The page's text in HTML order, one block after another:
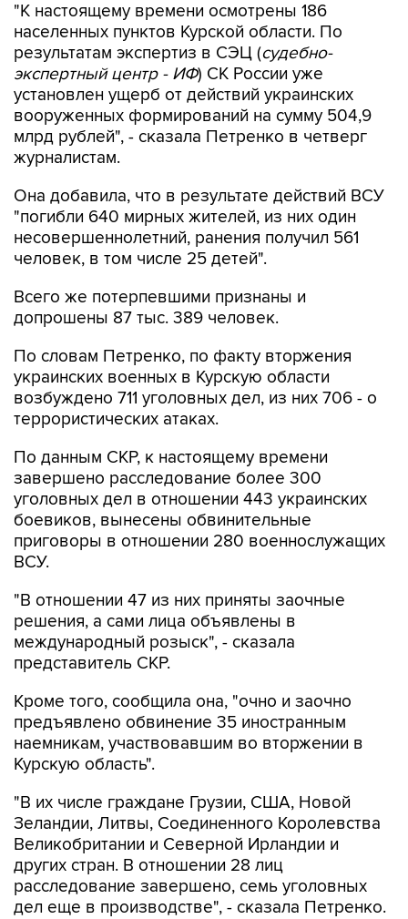
"К настоящему времени осмотрены 186
населенных пунктов Курской области. По
результатам экспертиз в СЭЦ (судебно-
экспертный центр - ИФ) СК России уже
установлен ущерб от действий украинских
вооруженных формирований на сумму 504,9
млрд рублей", - сказала Петренко в четверг
журналистам.
Она добавила, что в результате действий ВСУ
"погибли 640 мирных жителей, из них один
несовершеннолетний, ранения получил 561
человек, в том числе 25 детей".
Всего же потерпевшими признаны и
допрошены 87 тыс. 389 человек.
По словам Петренко, по факту вторжения
украинских военных в Курскую области
возбуждено 711 уголовных дел, из них 706 - о
террористических атаках.
По данным СКР, к настоящему времени
завершено расследование более 300
уголовных дел в отношении 443 украинских
боевиков, вынесены обвинительные
приговоры в отношении 280 военнослужащих
ВСУ.
"В отношении 47 из них приняты заочные
решения, а сами лица объявлены в
международный розыск", - сказала
представитель СКР.
Кроме того, сообщила она, "очно и заочно
предъявлено обвинение 35 иностранным
наемникам, участвовавшим во вторжении в
Курскую область".
"В их числе граждане Грузии, США, Новой
Зеландии, Литвы, Соединенного Королевства
Великобритании и Северной Ирландии и
других стран. В отношении 28 лиц
расследование завершено, семь уголовных
дел еще в производстве", - сказала Петренко.